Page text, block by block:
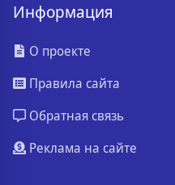
Информация
О проекте
Правила сайта
Обратная связь
Реклама на сайте